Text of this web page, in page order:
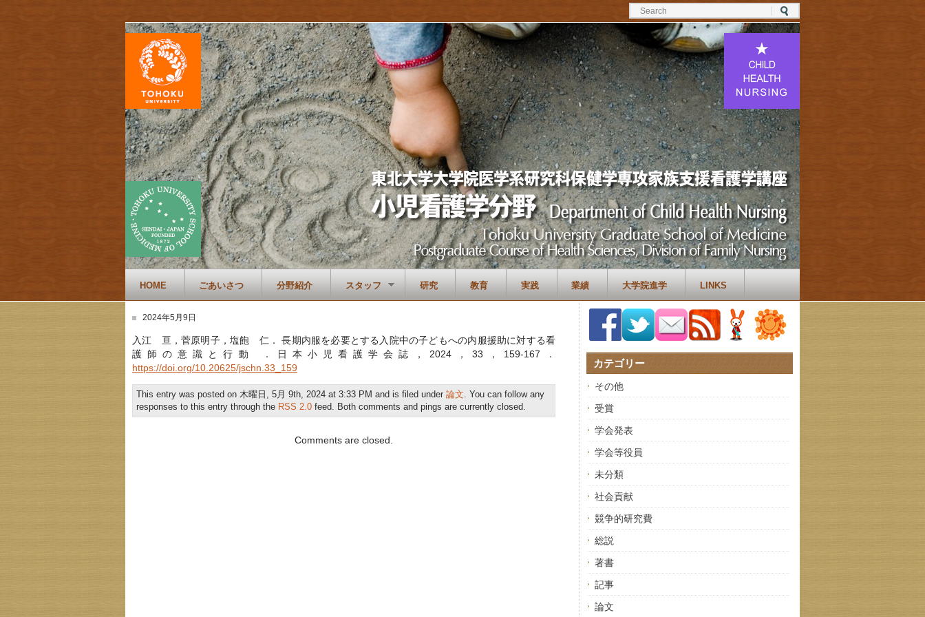
HOME ごあいさつ 分野紹介 スタッフ 研究 教育 実践 業績 大学院進学 LINKS
2024年5月9日
入江 亘，菅原明子，塩飽 仁． 長期内服を必要とする入院中の子どもへの内服援助に対する看
護師の意識と行動 ．日本小児看護学会誌，2024，33，159-167．
https://doi.org/10.20625/jschn.33_159
This entry was posted on 木曜日, 5月 9th, 2024 at 3:33 PM and is filed under 論文. You can follow any
responses to this entry through the RSS 2.0 feed. Both comments and pings are currently closed.
Comments are closed.
カテゴリー
その他
受賞
学会発表
学会等役員
未分類
社会貢献
競争的研究費
総説
著書
記事
論文